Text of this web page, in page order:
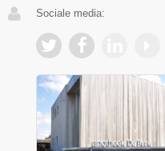
Sociale media: